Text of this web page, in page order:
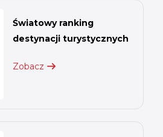
Światowy ranking
destynacji turystycznych
Zobacz